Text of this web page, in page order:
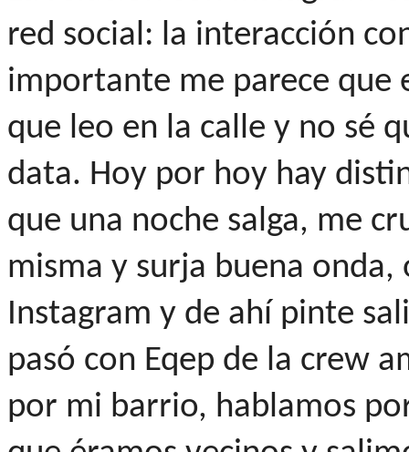
red social: la interacción
importante me parece que
que leo en la calle y no sé
data. Hoy por hoy hay
que una noche salga, me
misma y surja buena
Instagram y de ahí pinte
pasó con Eqep de la crew
por mi barrio, hablamos